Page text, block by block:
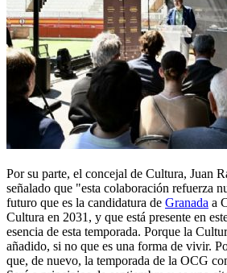
Por su parte, el concejal de Cultura, Juan
señalado que "esta colaboración refuerza
futuro que es la candidatura de Granada a
Cultura en 2031, y que está presente en
esencia de esta temporada. Porque la
añadido, si no que es una forma de vivir.
que, de nuevo, la temporada de la OCG